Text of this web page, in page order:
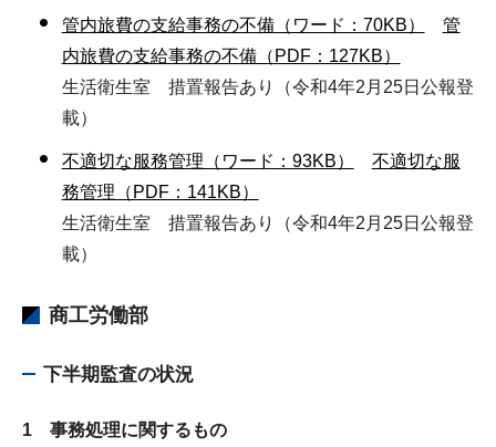
管内旅費の支給事務の不備（ワード：70KB）
管
内旅費の支給事務の不備（PDF：127KB）
生活衛生室 措置報告あり（令和4年2月25日公報登
載）
不適切な服務管理（ワード：93KB）
不適切な服
務管理（PDF：141KB）
生活衛生室 措置報告あり（令和4年2月25日公報登
載）
商工労働部
下半期監査の状況
1 事務処理に関するもの